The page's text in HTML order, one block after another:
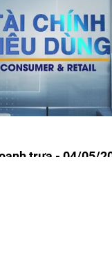
trưa - 04/05/